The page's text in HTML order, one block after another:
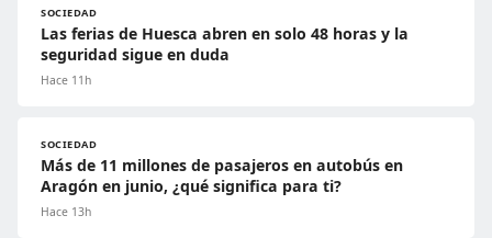
SOCIEDAD
Las ferias de Huesca abren en solo 48 horas y la
seguridad sigue en duda
Hace 11h
SOCIEDAD
Más de 11 millones de pasajeros en autobús en
Aragón en junio, ¿qué significa para ti?
Hace 13h